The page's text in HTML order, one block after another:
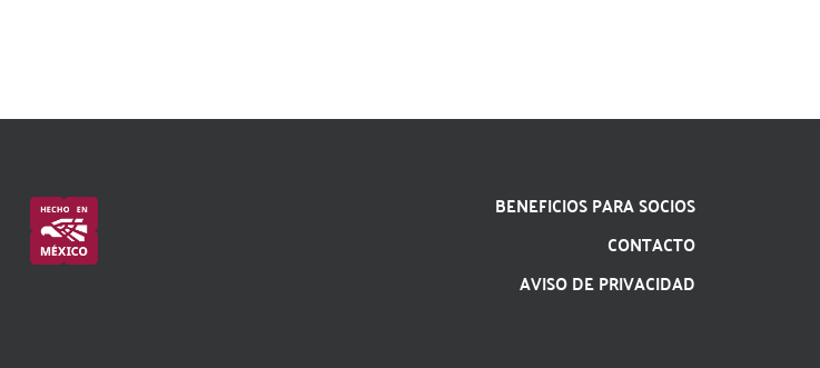
BENEFICIOS PARA SOCIOS
CONTACTO
AVISO DE PRIVACIDAD